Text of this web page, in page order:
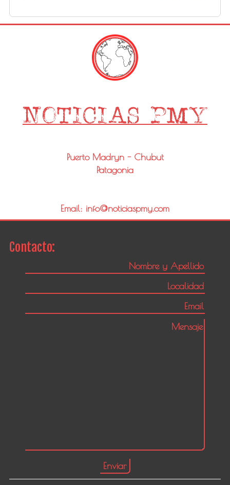
Puerto Madryn - Chubut
Patagonia
Email: info@noticiaspmy.com
Contacto: